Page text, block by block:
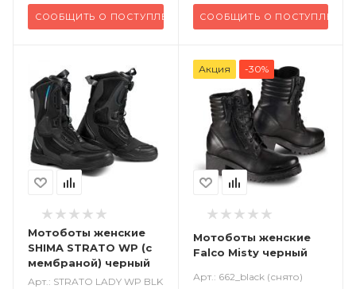
СООБЩИТЬ О ПОСТУПЛЕНИИ СООБЩИТЬ О ПОСТУПЛЕНИИ
Мотоботы женские
SHIMA STRATO WP (с
мембраной) черный
Арт.: STRATO LADY WP BLK
Акция -30%
Мотоботы женские
Falco Misty черный
Арт.: 662_black (снято)